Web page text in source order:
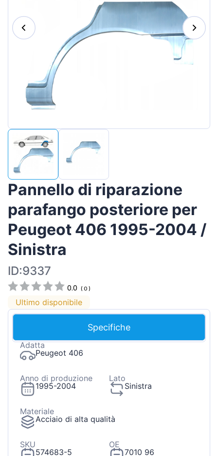
Magyar
Hrvatski
Pannello di riparazione
parafango posteriore per
Peugeot 406 1995-2004 /
Sinistra
ID:9337
0.0 (0 )
Ultimo disponibile
Specifiche
Adatta
Peugeot 406
Anno di produzione
1995-2004
Lato
Sinistra
Materiale
Acciaio di alta qualità
SKU
574683-5
OE
7010 96